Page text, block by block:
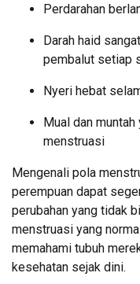
Perdarahan
Darah haid
pembalut setiap
Nyeri hebat
Mual dan
menstruasi
Mengenali pola
perempuan dapat
perubahan yang tidak
menstruasi yang
memahami tubuh
kesehatan sejak dini.